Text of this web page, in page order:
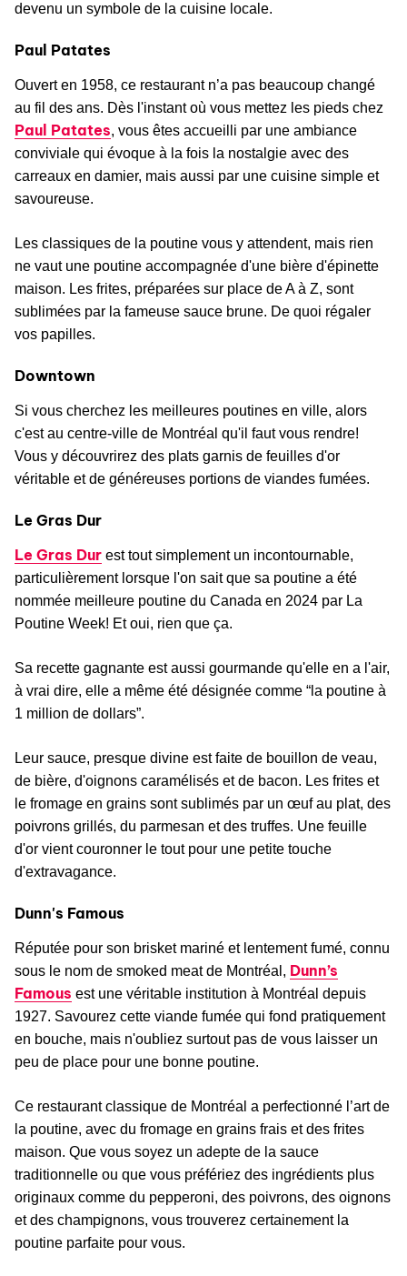
devenu un symbole de la cuisine locale.
Paul Patates
Ouvert en 1958, ce restaurant n’a pas beaucoup changé
au fil des ans. Dès l'instant où vous mettez les pieds chez
Paul Patates, vous êtes accueilli par une ambiance
conviviale qui évoque à la fois la nostalgie avec des
carreaux en damier, mais aussi par une cuisine simple et
savoureuse.
Les classiques de la poutine vous y attendent, mais rien
ne vaut une poutine accompagnée d'une bière d'épinette
maison. Les frites, préparées sur place de A à Z, sont
sublimées par la fameuse sauce brune. De quoi régaler
vos papilles.
Downtown
Si vous cherchez les meilleures poutines en ville, alors
c'est au centre-ville de Montréal qu'il faut vous rendre!
Vous y découvrirez des plats garnis de feuilles d'or
véritable et de généreuses portions de viandes fumées.
Le Gras Dur
Le Gras Dur est tout simplement un incontournable,
particulièrement lorsque l'on sait que sa poutine a été
nommée meilleure poutine du Canada en 2024 par La
Poutine Week! Et oui, rien que ça.
Sa recette gagnante est aussi gourmande qu'elle en a l'air,
à vrai dire, elle a même été désignée comme “la poutine à
1 million de dollars”.
Leur sauce, presque divine est faite de bouillon de veau,
de bière, d'oignons caramélisés et de bacon. Les frites et
le fromage en grains sont sublimés par un œuf au plat, des
poivrons grillés, du parmesan et des truffes. Une feuille
d'or vient couronner le tout pour une petite touche
d'extravagance.
Dunn's Famous
Réputée pour son brisket mariné et lentement fumé, connu
sous le nom de smoked meat de Montréal, Dunn’s
Famous est une véritable institution à Montréal depuis
1927. Savourez cette viande fumée qui fond pratiquement
en bouche, mais n'oubliez surtout pas de vous laisser un
peu de place pour une bonne poutine.
Ce restaurant classique de Montréal a perfectionné l’art de
la poutine, avec du fromage en grains frais et des frites
maison. Que vous soyez un adepte de la sauce
traditionnelle ou que vous préfériez des ingrédients plus
originaux comme du pepperoni, des poivrons, des oignons
et des champignons, vous trouverez certainement la
poutine parfaite pour vous.